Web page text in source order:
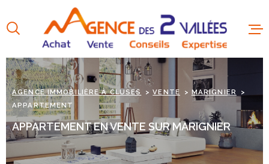
la
recherche
au
menu
au
contenu
AGENCE IMMOBILIÈRE À CLUSES VENTE
MARIGNIER
APPARTEMENT
APPARTEMENT EN VENTE SUR MARIGNIER